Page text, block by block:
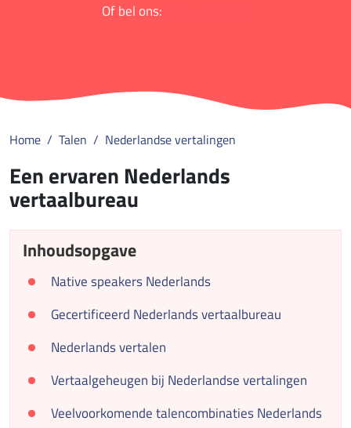
Of bel ons:
Home Talen Nederlandse vertalingen
Een ervaren Nederlands
vertaalbureau
Inhoudsopgave
Native speakers Nederlands
Gecertificeerd Nederlands vertaalbureau
Nederlands vertalen
Vertaalgeheugen bij Nederlandse vertalingen
Veelvoorkomende talencombinaties Nederlands